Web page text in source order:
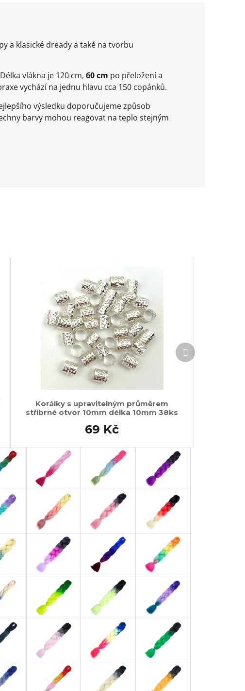
a klasické dready a také na tvorbu
vlákna je 120 cm, 60 cm po přeložení a
vychází na jednu hlavu cca 150 copánků.
výsledku doporučujeme způsob
barvy mohou reagovat na teplo stejným
Korálky s upravitelným průměrem
stříbrné otvor 10mm délka 10mm 38ks
69 Kč
Další
produkt